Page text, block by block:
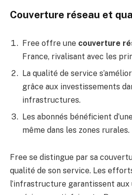
Couverture réseau et
Free offre une couverture
France, rivalisant avec les
La qualité de service
grâce aux investissements
infrastructures.
Les abonnés bénéficient
même dans les zones rurales.
Free se distingue par sa
qualité de son service. Les
l’infrastructure garantissent